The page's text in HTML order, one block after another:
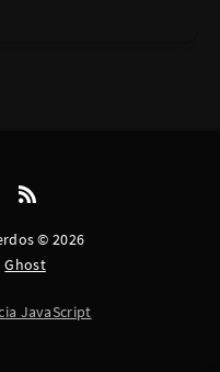
© 2026
Ghost
JavaScript